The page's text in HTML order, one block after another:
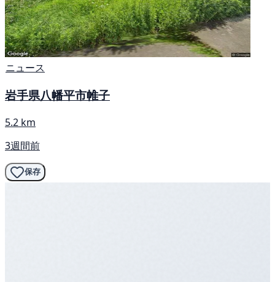
ニュース
岩手県八幡平市帷子
5.2 km
3週間前
保存